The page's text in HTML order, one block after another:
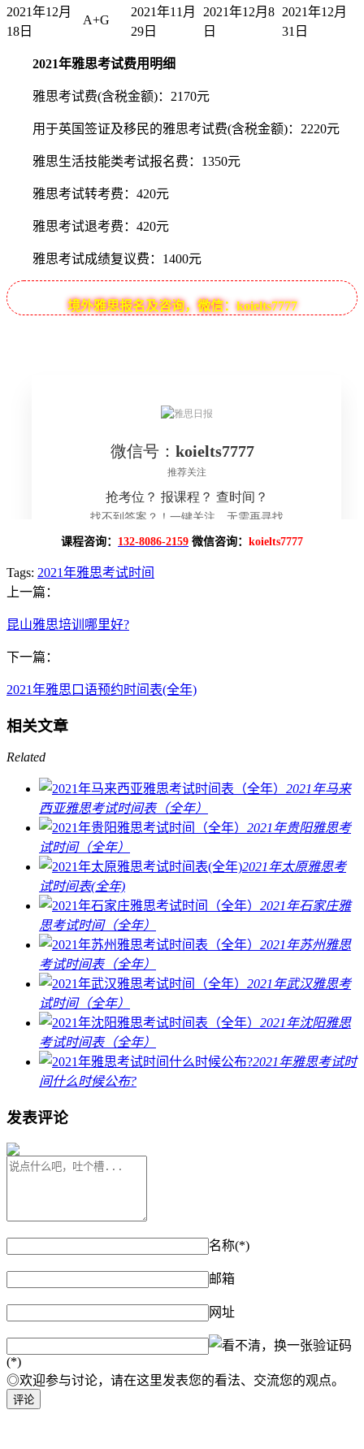
2021年12月
18日
A+G
2021年11月
29日
2021年12月8
日
2021年12月
31日
2021年雅思考试费用明细
雅思考试费(含税金额)：2170元
用于英国签证及移民的雅思考试费(含税金额)：2220元
雅思生活技能类考试报名费：1350元
雅思考试转考费：420元
雅思考试退考费：420元
雅思考试成绩复议费：1400元
境外雅思报名及咨询，微信：koielts7777
课程咨询： 132-8086-2159 微信咨询： koielts7777
Tags: 2021年雅思考试时间
上一篇：
昆山雅思培训哪里好?
下一篇：
2021年雅思口语预约时间表(全年)
相关文章
Related
2021年马来
西亚雅思考试时间表（全年）
2021年贵阳雅思考
试时间（全年）
2021年太原雅思考
试时间表(全年)
2021年石家庄雅
思考试时间（全年）
2021年苏州雅思
考试时间表（全年）
2021年武汉雅思考
试时间（全年）
2021年沈阳雅思
考试时间表（全年）
2021年雅思考试时
间什么时候公布?
发表评论
名称(*)
邮箱
网址
验证码
(*)
◎欢迎参与讨论，请在这里发表您的看法、交流您的观点。